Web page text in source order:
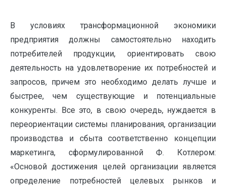
В условиях трансформационной экономики
предприятия должны самостоятельно находить
потребителей продукции, ориентировать свою
деятельность на удовлетворение их потребностей и
запросов, причем это необходимо делать лучше и
быстрее, чем существующие и потенциальные
конкуренты. Все это, в свою очередь, нуждается в
переориентации системы планирования, организации
производства и сбыта соответственно концепции
маркетинга, сформулированной Ф. Котлером:
«Основой достижения целей организации является
определение потребностей целевых рынков и